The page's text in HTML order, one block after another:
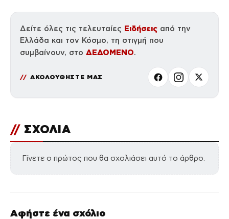
Δείτε όλες τις τελευταίες Ειδήσεις από την
Ελλάδα και τον Κόσμο, τη στιγμή που
συμβαίνουν, στο ΔΕΔΟΜΕΝΟ.
ΑΚΟΛΟΥΘΗΣΤΕ ΜΑΣ
// ΣΧΟΛΙΑ
Γίνετε ο πρώτος που θα σχολιάσει αυτό το άρθρο.
Αφήστε ένα σχόλιο